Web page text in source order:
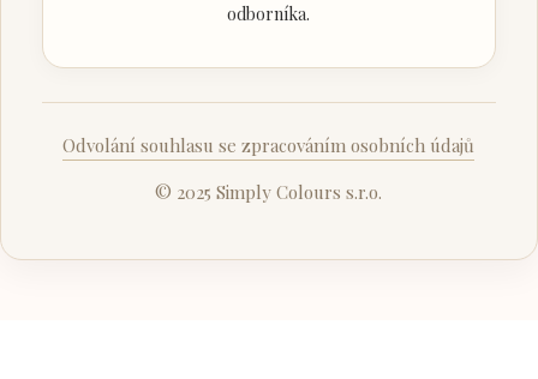
odborníka.
Odvolání souhlasu se zpracováním osobních údajů
© 2025 Simply Colours s.r.o.